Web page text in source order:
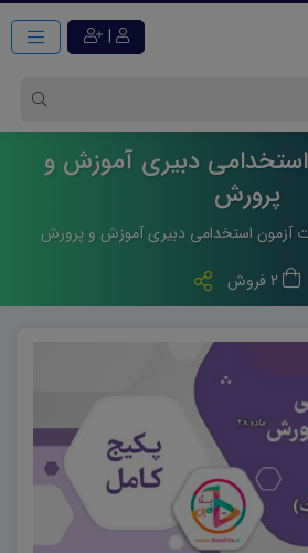
|
دبیری آموزش و
پرورش
آزمون استخدامی دبیری آموزش و پرورش